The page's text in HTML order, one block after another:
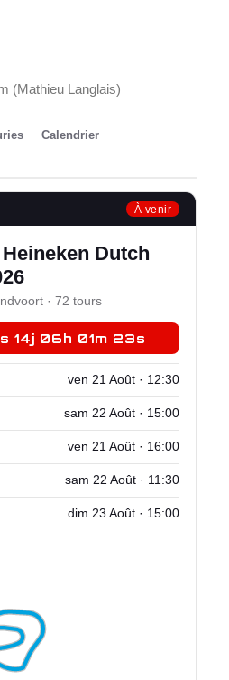
(Mathieu Langlais)
Calendrier
À venir
Dutch
· 72 tours
14j 06h 01m 22s
ven 21 Août · 12:30
sam 22 Août · 15:00
ven 21 Août · 16:00
sam 22 Août · 11:30
dim 23 Août · 15:00